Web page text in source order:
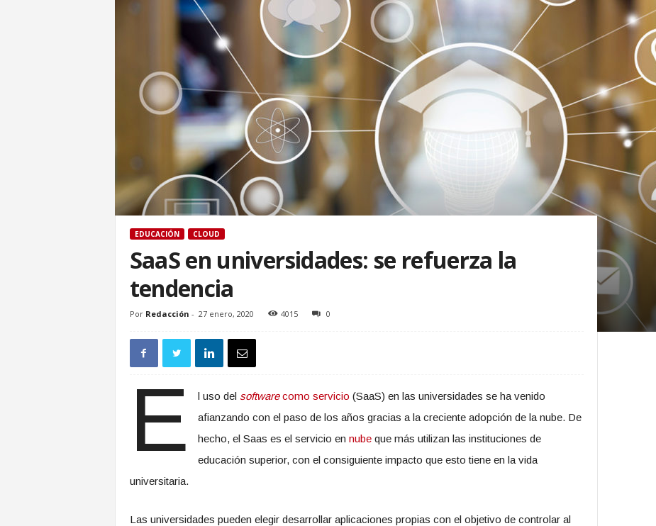
EDUCACIÓN CLOUD
SaaS en universidades: se refuerza la
tendencia
Por Redacción - 27 enero, 2020 4015 0
E l uso del softwarecomo servicio (SaaS) en las universidades se ha venido
afianzando con el paso de los años gracias a la creciente adopción de la nube. De
hecho, el Saas es el servicio ennube que más utilizan las instituciones de
educación superior, con el consiguiente impacto que esto tiene en la vida
universitaria.
Las universidades pueden elegir desarrollar aplicaciones propias con el objetivo de controlar al